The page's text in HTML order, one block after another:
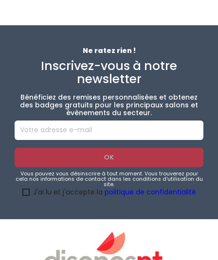
Ne ratez rien !
Inscrivez-vous à notre
newsletter
Bénéficiez des remises personnalisées et obtenez
des badges gratuits pour les principaux salons et
évènements du secteur.
Vous pouvez vous désinscrire à tout moment. Vous trouverez pour
cela nos informations de contact dans les conditions d'utilisation du
site.
J'ai lu et j'accepte la politique de confidentialité